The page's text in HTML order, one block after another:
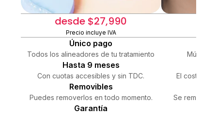
desde $27,990
Precio incluye IVA
Único pago
Todos los alineadores de tu tratamiento
Hasta 9 meses
Con cuotas accesibles y sin TDC.
Removibles
Puedes removerlos en todo momento.
Garantía
El costo
Se